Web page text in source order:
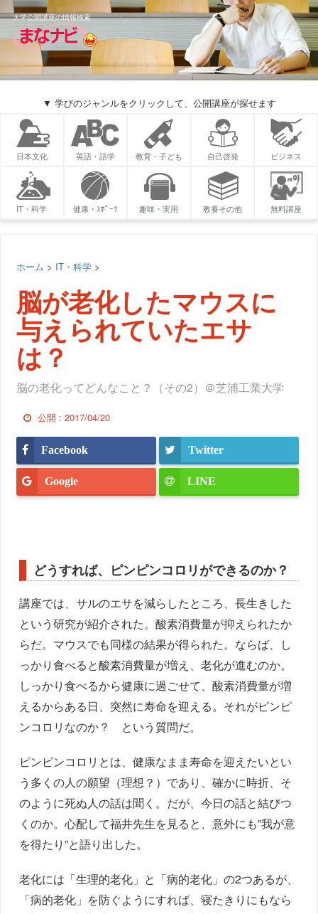
大学公開講座の情報検索
▼ 学びのジャンルをクリックして、公開講座が探せます
日本文化 英語・語学 教育・子ども 自己啓発 ビジネス
IT・科学 健康・ｽﾎﾟｰﾂ 趣味・実用 教養その他 無料講座
ホーム > IT・科学 >
脳が老化したマウスに
与えられていたエサ
は？
脳の老化ってどんなこと？（その2）＠芝浦工業大学
公開 :2017/04/20
Facebook Twitter
Google LINE
どうすれば、ピンピンコロリができるのか？
講座では、サルのエサを減らしたところ、長生きした
という研究が紹介された。酸素消費量が抑えられたか
らだ。マウスでも同様の結果が得られた。ならば、し
っかり食べると酸素消費量が増え、老化が進むのか。
しっかり食べるから健康に過ごせて、酸素消費量が増
えるからある日、突然に寿命を迎える。それがピンピ
ンコロリなのか？ という質問だ。
ピンピンコロリとは、健康なまま寿命を迎えたいとい
う多くの人の願望（理想？）であり、確かに時折、そ
のように死ぬ人の話は聞く。だが、今日の話と結びつ
くのか。心配して福井先生を見ると、意外にも”我が意
を得たり”と語り出した。
老化には「生理的老化」と「病的老化」の2つあるが、
「病的老化」を防ぐようにすれば、寝たきりにもなら